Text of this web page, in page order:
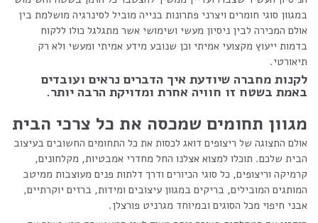
במגוון סוגי חומרים ויצרני פתרונות בנייה מוביל לסינרגיה מושלמת בין
אולם המכירה לבין ניסיון מעשי ושימושי אשר מתגלגל כולו ללקוח
בדמות ייעוץ מקצועי אמיתי וכן שנובע מידע אמיתי ומעשי ולא רק
תיאורטי.
לקנות מחברה שיודעת איך הדברים נראים ועובדים
באמת בשטח זו חוויה אחרת ומדויקת הרבה יותר.
מגוון תחומים שמכסה את כל צרכי הבית
אולם התצוגה של ריצופים דואג לכסות את כל התחומים החשובים בעיצוב
הבית שלכם. תוכלו למצוא אצלנו החל מחדרי אמבטיות, מקלחונים,
קרמיקה וריצופים, כל סוגי הכיורים ודרך דלתות פנים מעוצבות ממיטב
המותגים המובילים, בריקים במגוון עיצובים ומידות, ברזים יוקרתיים,
אבני חיפוי מכל הסוגים ובמיוחד מגרניט פורצלן.